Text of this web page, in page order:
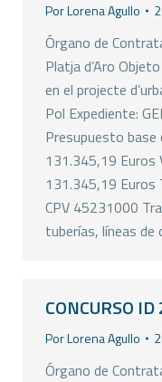
PorLorena Agullo
Órgano de
Platja d’Aro
en el projecte
Pol Expediente:
Presupuesto
131.345,19 Euros
131.345,19 Euros
CPV 45231000
tuberías, líneas de
CONCURSO
PorLorena Agullo
Órgano de